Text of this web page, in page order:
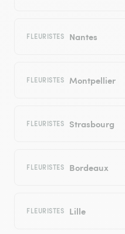
FLEURISTES Nantes
FLEURISTES Montpellier
FLEURISTES Strasbourg
FLEURISTES Bordeaux
FLEURISTES Lille